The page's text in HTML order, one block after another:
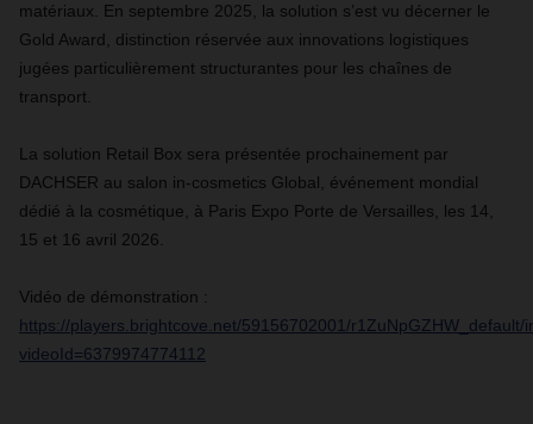
matériaux. En septembre 2025, la solution s’est vu décerner le
Gold Award, distinction réservée aux innovations logistiques
jugées particulièrement structurantes pour les chaînes de
transport.
La solution Retail Box sera présentée prochainement par
DACHSER au salon in-cosmetics Global, événement mondial
dédié à la cosmétique, à Paris Expo Porte de Versailles, les 14,
15 et 16 avril 2026.
Vidéo de démonstration :
https://players.brightcove.net/59156702001/r1ZuNpGZHW_default/
videoId=6379974774112